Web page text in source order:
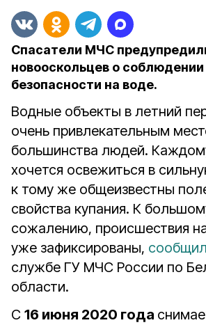
Спасатели МЧС
новооскольцев о соблюдении
безопасности на воде.
Водные объекты в летний
очень привлекательным
большинства людей.
хочется освежиться в
к тому же общеизвестны
свойства купания. К
сожалению, происшествия
уже зафиксированы,
службе ГУ МЧС России по
области.
С 16 июня 2020 года